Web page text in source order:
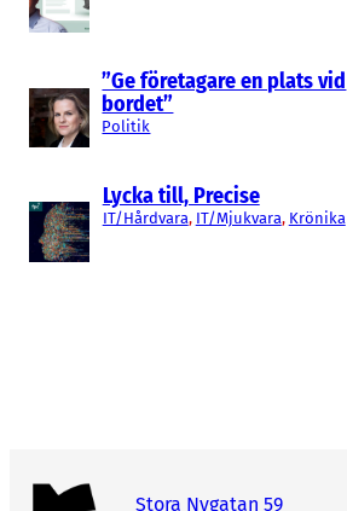
”Ge företagare en plats vid
bordet”
Politik
Lycka till, Precise
IT/Hårdvara, IT/Mjukvara, Krönika
Stora Nygatan 59